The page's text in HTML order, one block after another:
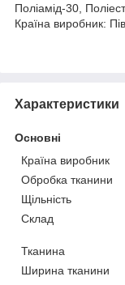
Поліамід-30,
Країна виробник:
Характеристики
Основні
Країна виробник
Обробка тканини
Щільність
Склад
Тканина
Ширина тканини